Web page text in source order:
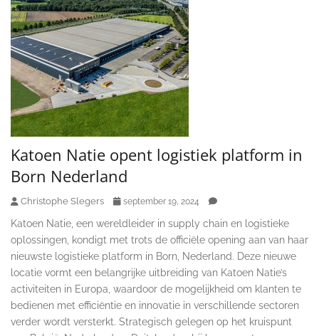
Katoen Natie opent logistiek platform in
Born Nederland
Christophe Slegers september 19, 2024
Katoen Natie, een wereldleider in supply chain en logistieke
oplossingen, kondigt met trots de officiële opening aan van haar
nieuwste logistieke platform in Born, Nederland. Deze nieuwe
locatie vormt een belangrijke uitbreiding van Katoen Natie’s
activiteiten in Europa, waardoor de mogelijkheid om klanten te
bedienen met efficiëntie en innovatie in verschillende sectoren
verder wordt versterkt. Strategisch gelegen op het kruispunt